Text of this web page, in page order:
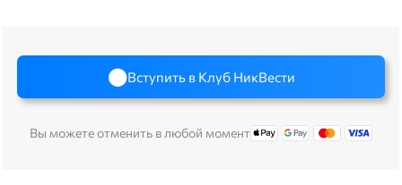
Вступить в Клуб НикВести
Вы можете отменить в любой момент